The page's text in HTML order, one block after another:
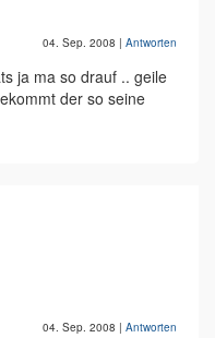
04. Sep. 2008 | Antworten
ja ma so drauf .. geile
der so seine
04. Sep. 2008 | Antworten